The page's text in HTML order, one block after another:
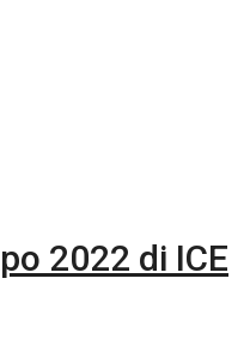
2022 di ICE